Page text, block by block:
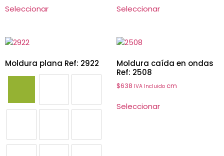
Seleccionar Seleccionar
Moldura plana Ref: 2922
Moldura caída en ondas
Ref: 2508
$638 IVA Incluidocm
Seleccionar